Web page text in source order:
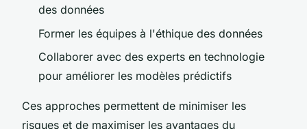
des données
Former les équipes à l'éthique des données
Collaborer avec des experts en technologie
pour améliorer les modèles prédictifs
Ces approches permettent de minimiser les
risques et de maximiser les avantages du